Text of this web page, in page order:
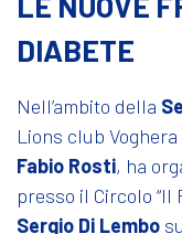
DIABETE
Nell’ambito della
Lions club
Fabio Rosti, ha
presso il Circolo “Il
Sergio Di Lembo